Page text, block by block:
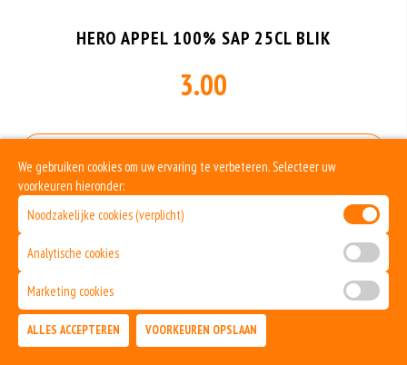
HERO APPEL 100% SAP 25CL BLIK
3.00
Geen aangegeven allergenen.
We gebruiken cookies om uw ervaring te verbeteren. Selecteer uw
voorkeuren hieronder:
Noodzakelijke cookies (verplicht)
Analytische cookies
Marketing cookies
ALLES ACCEPTEREN VOORKEUREN OPSLAAN